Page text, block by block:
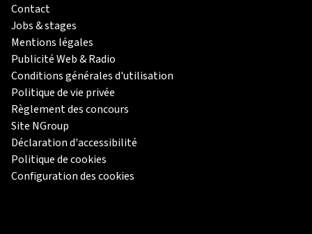
Contact
Jobs & stages
Mentions légales
Publicité Web & Radio
Conditions générales d'utilisation
Politique de vie privée
Règlement des concours
Site NGroup
Déclaration d'accessibilité
Politique de cookies
Configuration des cookies